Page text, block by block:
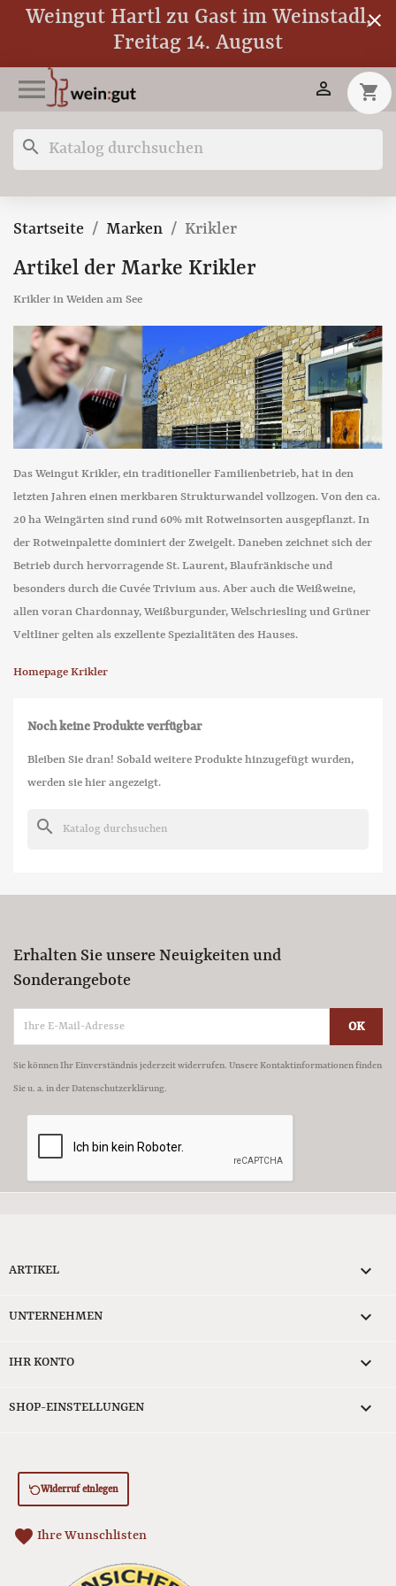
Weingut Hartl zu Gast im Weinstadl,
Freitag 14. August
close
 shopping_cart

search
Startseite Marken Krikler
Artikel der Marke Krikler
Krikler in Weiden am See
Das Weingut Krikler, ein traditioneller Familienbetrieb, hat in den
letzten Jahren einen merkbaren Strukturwandel vollzogen. Von den ca.
20 ha Weingärten sind rund 60% mit Rotweinsorten ausgepflanzt. In
der Rotweinpalette dominiert der Zweigelt. Daneben zeichnet sich der
Betrieb durch hervorragende St. Laurent, Blaufränkische und
besonders durch die Cuvée Trivium aus. Aber auch die Weißweine,
allen voran Chardonnay, Weißburgunder, Welschriesling und Grüner
Veltliner gelten als exzellente Spezialitäten des Hauses.
Homepage Krikler
Noch keine Produkte verfügbar
Bleiben Sie dran! Sobald weitere Produkte hinzugefügt wurden,
werden sie hier angezeigt.
search
Erhalten Sie unsere Neuigkeiten und
Sonderangebote
Sie können Ihr Einverständnis jederzeit widerrufen. Unsere Kontaktinformationen finden
Sie u. a. in der Datenschutzerklärung.
ARTIKEL 
UNTERNEHMEN 
IHR KONTO 
SHOP-EINSTELLUNGEN keyboard_arrow_down
Widerruf einlegen
favorite Ihre Wunschlisten